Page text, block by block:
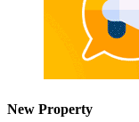
New Property